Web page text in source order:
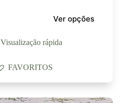
Ver opções
Visualização rápida
FAVORITOS